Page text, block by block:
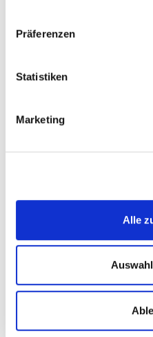
Präferenzen
Statistiken
Marketing
Alle
Rahmentasche für Fahrrad
Gewicht: 0.1 kg